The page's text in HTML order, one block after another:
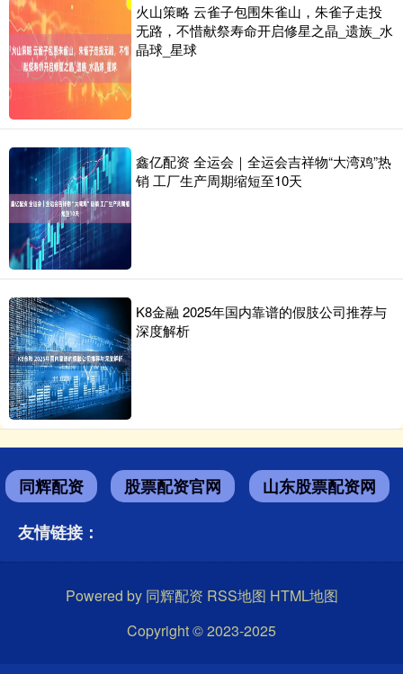
火山策略 云雀子包围朱雀山，朱雀子走投
无路，不惜献祭寿命开启修星之晶_遗族_水
晶球_星球
鑫亿配资 全运会｜全运会吉祥物“大湾鸡”热
销 工厂生产周期缩短至10天
K8金融 2025年国内靠谱的假肢公司推荐与
深度解析
同辉配资 股票配资官网
山东股票配资网
友情链接：
Powered by 同辉配资 RSS地图 HTML地图
Copyright© 2023-2025